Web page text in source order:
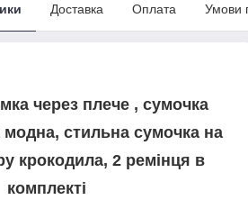
Доставка Оплата Умови
через плече , сумочка
модна, стильна сумочка на
крокодила, 2 ремінця в
комплекті